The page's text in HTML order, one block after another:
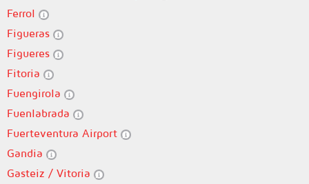
Ferrol
Figueras
Figueres
Fitoria
Fuengirola
Fuenlabrada
Fuerteventura Airport
Gandia
Gasteiz / Vitoria